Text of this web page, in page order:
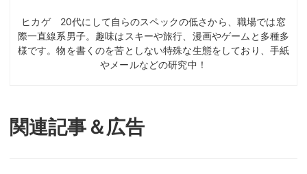
ヒカゲ 20代にして自らのスペックの低さから、職場では窓
際一直線系男子。趣味はスキーや旅行、漫画やゲームと多種多
様です。物を書くのを苦としない特殊な生態をしており、手紙
やメールなどの研究中！
関連記事＆広告